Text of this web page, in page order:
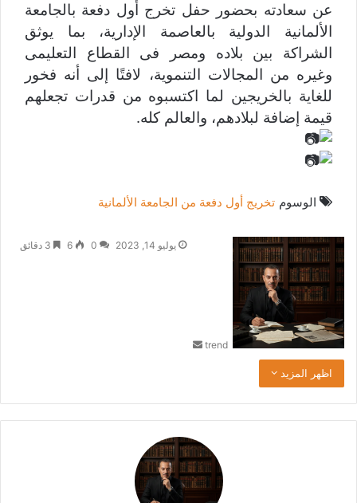
عن سعادته بحضور حفل تخرج أول دفعة بالجامعة
الألمانية الدولية بالعاصمة الإدارية، بما يوثق
الشراكة بين بلاده ومصر فى القطاع التعليمى
وغيره من المجالات التنموية، لافتًا إلى أنه فخور
للغاية بالخريجين لما اكتسبوه من قدرات تجعلهم
قيمة إضافة لبلادهم، والعالم كله.
الوسوم تخريج أول دفعة من الجامعة الألمانية
trend
ت
ر
و
ن
يوليو 14, 2023 0
6
اظهر المزيد